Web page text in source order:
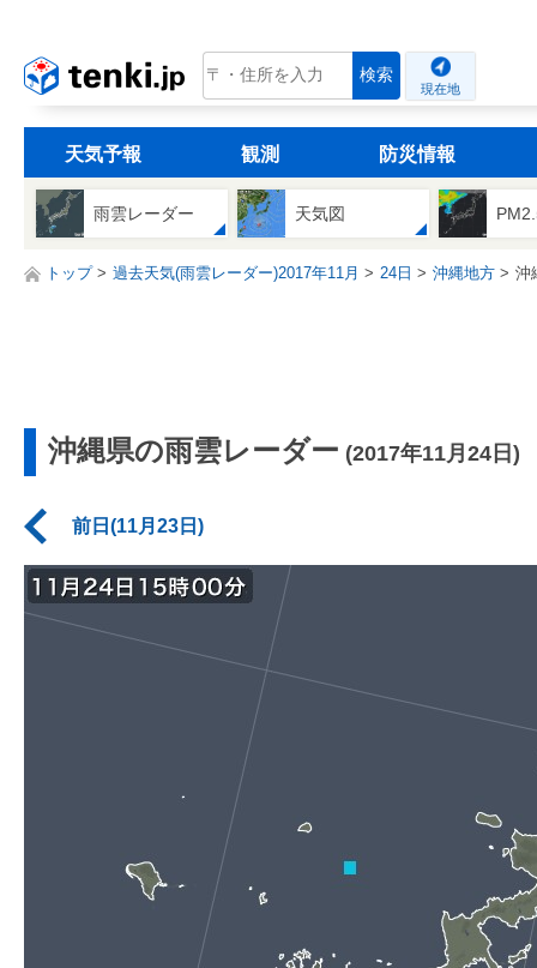
tenki.jp 検索
現在地
天気予報 観測 防災情報
雨雲レーダー 天気図
トップ 過去天気(雨雲レーダー)2017年11月 24日 沖縄地方 沖
沖縄県の雨雲レーダー (2017年11月24日)
前日(11月23日)